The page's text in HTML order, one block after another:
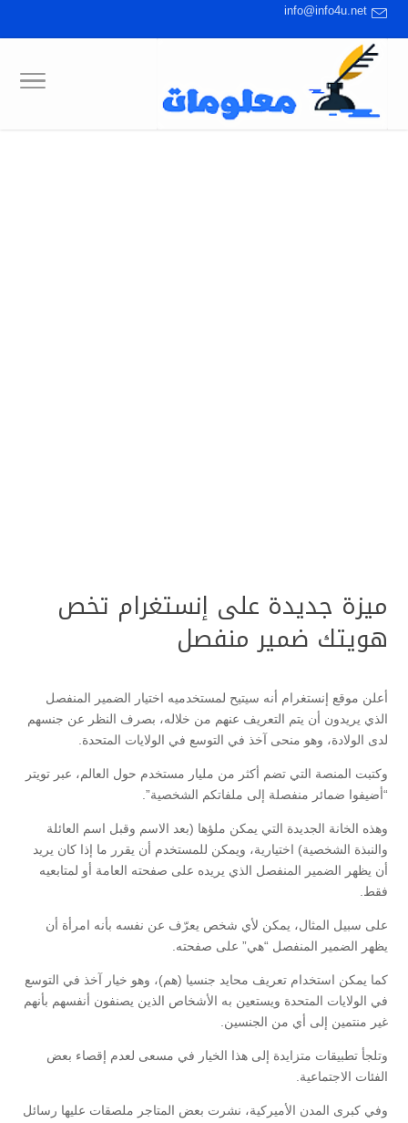
info@info4u.net
ميزة جديدة على إنستغرام تخص
هويتك ضمير منفصل
أعلن موقع إنستغرام أنه سيتيح لمستخدميه اختيار الضمير المنفصل
الذي يريدون أن يتم التعريف عنهم من خلاله، بصرف النظر عن جنسهم
لدى الولادة، وهو منحى آخذ في التوسع في الولايات المتحدة.
وكتبت المنصة التي تضم أكثر من مليار مستخدم حول العالم، عبر تويتر
“أضيفوا ضمائر منفصلة إلى ملفاتكم الشخصية”.
وهذه الخانة الجديدة التي يمكن ملؤها (بعد الاسم وقبل اسم العائلة
والنبذة الشخصية) اختيارية، ويمكن للمستخدم أن يقرر ما إذا كان يريد
أن يظهر الضمير المنفصل الذي يريده على صفحته العامة أو لمتابعيه
فقط.
على سبيل المثال، يمكن لأي شخص يعرّف عن نفسه بأنه امرأة أن
يظهر الضمير المنفصل “هي” على صفحته.
كما يمكن استخدام تعريف محايد جنسيا (هم)، وهو خيار آخذ في التوسع
في الولايات المتحدة ويستعين به الأشخاص الذين يصنفون أنفسهم بأنهم
غير منتمين إلى أي من الجنسين.
وتلجأ تطبيقات متزايدة إلى هذا الخيار في مسعى لعدم إقصاء بعض
الفئات الاجتماعية.
وفي كبرى المدن الأميركية، نشرت بعض المتاجر ملصقات عليها رسائل